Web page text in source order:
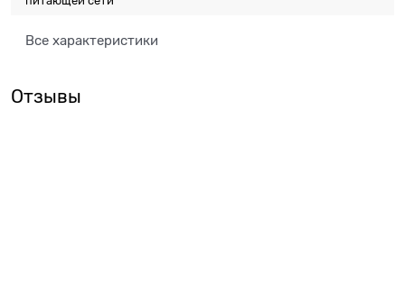
Все характеристики
Отзывы